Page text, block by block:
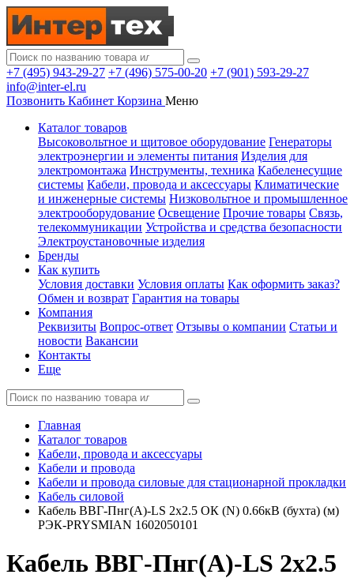
+7 (495) 943-29-27 +7 (496) 575-00-20 +7 (901) 593-29-27
info@inter-el.ru
Позвонить Кабинет Корзина Меню
Каталог товаров
Высоковольтное и щитовое оборудование Генераторы
электроэнергии и элементы питания Изделия для
электромонтажа Инструменты, техника Кабеленесущие
системы Кабели, провода и аксессуары Климатические
и инженерные системы Низковольтное и промышленное
электрооборудование Освещение Прочие товары Связь,
телекоммуникации Устройства и средства безопасности
Электроустановочные изделия
Бренды
Как купить
Условия доставки Условия оплаты Как оформить заказ?
Обмен и возврат Гарантия на товары
Компания
Реквизиты Вопрос-ответ Отзывы о компании Статьи и
новости Вакансии
Контакты
Еще
Главная
Каталог товаров
Кабели, провода и аксессуары
Кабели и провода
Кабели и провода силовые для стационарной прокладки
Кабель силовой
Кабель ВВГ-Пнг(А)-LS 2х2.5 ОК (N) 0.66кВ (бухта) (м)
РЭК-PRYSMIAN 1602050101
Кабель ВВГ-Пнг(А)-LS 2х2.5